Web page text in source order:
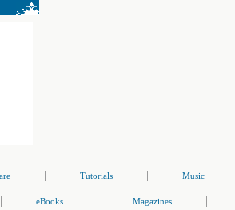
Tutorials Music
eBooks Magazines